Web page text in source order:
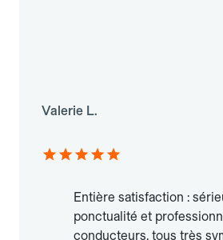
Valerie L.
Entière satisfaction :
ponctualité et
conducteurs, tous très